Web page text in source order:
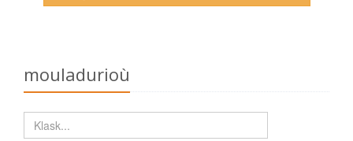
mouladurioù